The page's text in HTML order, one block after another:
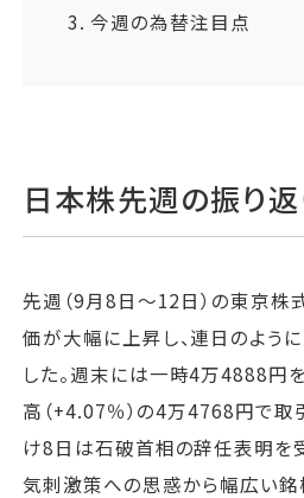
3. 今週の為替注目点
日本株先週の振り返
先週（9月8日〜12日）の東京株
価が大幅に上昇し、連日のよう
した。週末には一時4万4888円
高（+4.07％）の4万4768円で取
け8日は石破首相の辞任表明を
気刺激策への思惑から幅広い銘